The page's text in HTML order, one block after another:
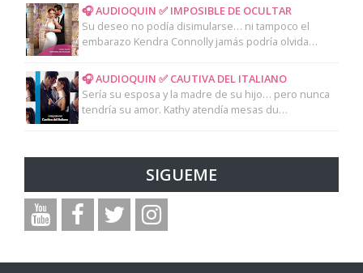
🎧 AUDIOQUIN ✅ IMPOSIBLE DE OCULTAR
Su deseo no podía disimularse… ni tampoco el
embarazo Kendra Connolly jamás podría olvida…
🎧 AUDIOQUIN ✅ CAUTIVA DEL ITALIANO
Sería su esposa y la madre de su hijo… pero nunca
tendría su amor. Kathy atendía mesas du…
SIGUEME